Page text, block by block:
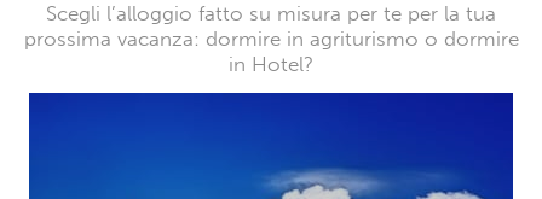
Scegli l’alloggio fatto su misura per te per la tua
prossima vacanza: dormire in agriturismo o dormire
in Hotel?